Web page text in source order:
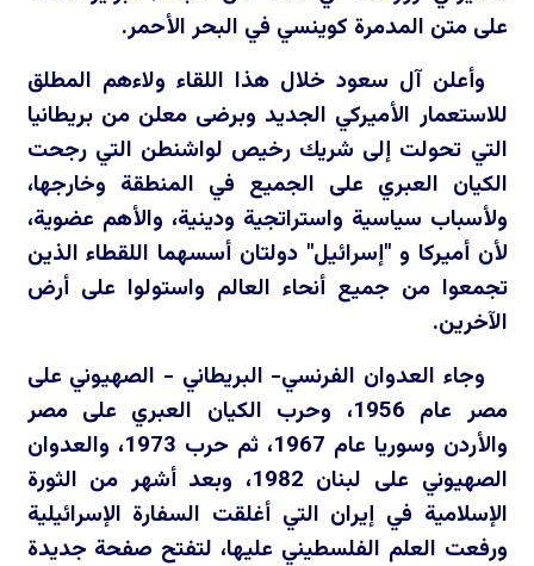
على متن المدمرة كوينسي في البحر الأحمر.
وأعلن آل سعود خلال هذا اللقاء ولاءهم المطلق
للاستعمار الأميركي الجديد وبرضى معلن من بريطانيا
التي تحولت إلى شريك رخيص لواشنطن التي رجحت
الكيان العبري على الجميع في المنطقة وخارجها،
ولأسباب سياسية واستراتجية ودينية، والأهم عضوية،
لأن أميركا و "إسرائيل" دولتان أسسهما اللقطاء الذين
تجمعوا من جميع أنحاء العالم واستولوا على أرض
الآخرين.
وجاء العدوان الفرنسي- البريطاني - الصهيوني على
مصر عام 1956، وحرب الكيان العبري على مصر
والأردن وسوريا عام 1967، ثم حرب 1973، والعدوان
الصهيوني على لبنان 1982، وبعد أشهر من الثورة
الإسلامية في إيران التي أغلقت السفارة الإسرائيلية
ورفعت العلم الفلسطيني عليها، لتفتح صفحة جديدة